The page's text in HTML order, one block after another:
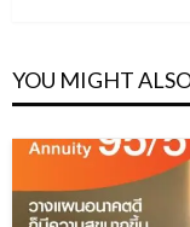
YOU MIGHT